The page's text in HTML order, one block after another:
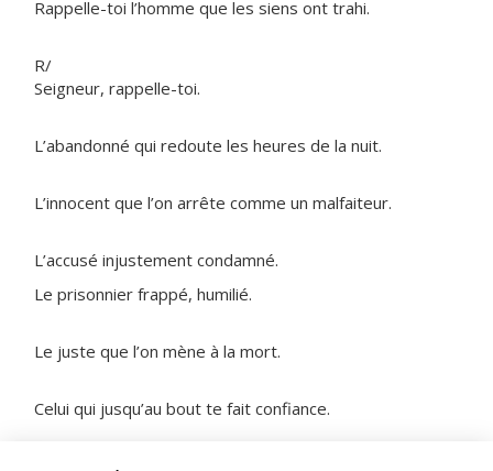
Rappelle-toi l’homme que les siens ont trahi.
R/
Seigneur, rappelle-toi.
L’abandonné qui redoute les heures de la nuit.
L’innocent que l’on arrête comme un malfaiteur.
L’accusé injustement condamné.
Le prisonnier frappé, humilié.
Le juste que l’on mène à la mort.
Celui qui jusqu’au bout te fait confiance.